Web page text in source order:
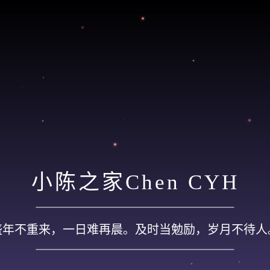
小陈之家Chen CYH
年不重来，一日难再晨。及时当勉励，岁月不待人